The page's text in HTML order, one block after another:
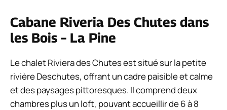
Cabane Riveria Des Chutes dans
les Bois – La Pine
Le chalet Riviera des Chutes est situé sur la petite
rivière Deschutes, offrant un cadre paisible et calme
et des paysages pittoresques. Il comprend deux
chambres plus un loft, pouvant accueillir de 6 à 8